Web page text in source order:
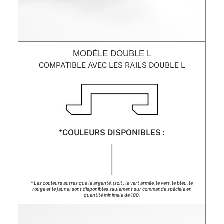
MODÈLE DOUBLE L
COMPATIBLE AVEC LES RAILS DOUBLE L
*COULEURS DISPONIBLES :
* Les couleurs autres que le argenté, (soit : le vert armée, le vert, le bleu, le
rouge et le jaune) sont disponibles seulement sur commande spéciale en
quantité minimale de 100.